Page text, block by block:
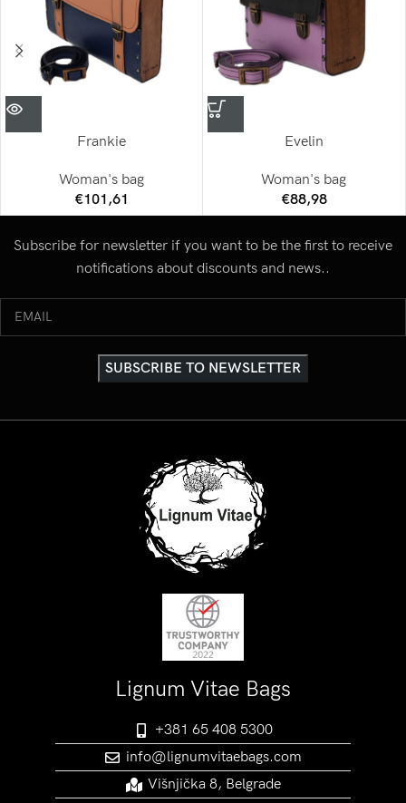
Frankie
Woman's bag
€101,61
Evelin
Woman's bag
€88,98
Subscribe for newsletter if you want to be the first to receive
notifications about discounts and news..
Lignum Vitae Bags
+381 65 408 5300
info@lignumvitaebags.com
Višnjička 8, Belgrade